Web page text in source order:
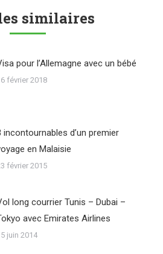
similaires
pour l’Allemagne avec un bébé
février 2018
incontournables d’un premier
en Malaisie
février 2015
long courrier Tunis – Dubai –
avec Emirates Airlines
juin 2014